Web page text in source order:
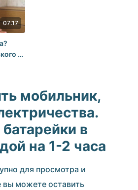
07:17
|
мобильник,
в
на 1-2 часа
для просмотра и
вы можете оставить